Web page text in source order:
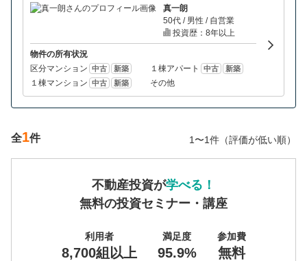
真一朗
50代 / 男性 / 自営業
投資歴：8年以上
物件の所有状況
区分マンション 中古 新築 １棟アパート 中古 新築
１棟マンション 中古 新築 その他
全1件 1〜1件（評価が低い順）
不動産投資が学べる！
無料の投資セミナー・講座
利用者
8,700組以上
満足度
95.9%
参加費
無料